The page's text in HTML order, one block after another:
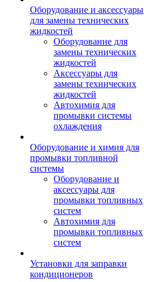
Оборудование и аксессуары
для замены технических
жидкостей
Оборудование для
замены технических
жидкостей
Аксессуары для
замены технических
жидкостей
Автохимия для
промывки системы
охлаждения
Оборудование и химия для
промывки топливной
системы
Оборудование и
аксессуары для
промывки топливных
систем
Автохимия для
промывки топливных
систем
Установки для заправки
кондиционеров